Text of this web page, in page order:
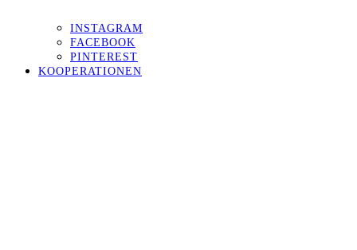
INSTAGRAM
FACEBOOK
PINTEREST
KOOPERATIONEN